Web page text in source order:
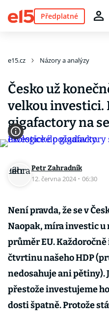
Předplatné
e15.cz Názory a analýzy
Česko už
velkou investici.
gigafactory na
Petr Zahradník
12. června 2024 · 06:30
Není pravda, že se v
Naopak, míra investic u
průměr EU.
čtvrtinu našeho HDP
nedosahuje ani pětiny).
přestože investujeme
dosti špatně. Protože